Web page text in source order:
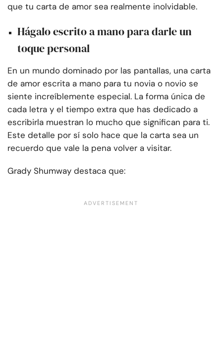
que tu carta de amor sea realmente inolvidable.
Hágalo escrito a mano para darle un
toque personal
En un mundo dominado por las pantallas, una carta
de amor escrita a mano para tu novia o novio se
siente increíblemente especial. La forma única de
cada letra y el tiempo extra que has dedicado a
escribirla muestran lo mucho que significan para ti.
Este detalle por sí solo hace que la carta sea un
recuerdo que vale la pena volver a visitar.
Grady Shumway destaca que: